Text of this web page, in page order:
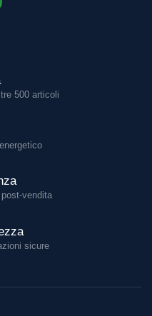
500 articoli
vendita
sicure